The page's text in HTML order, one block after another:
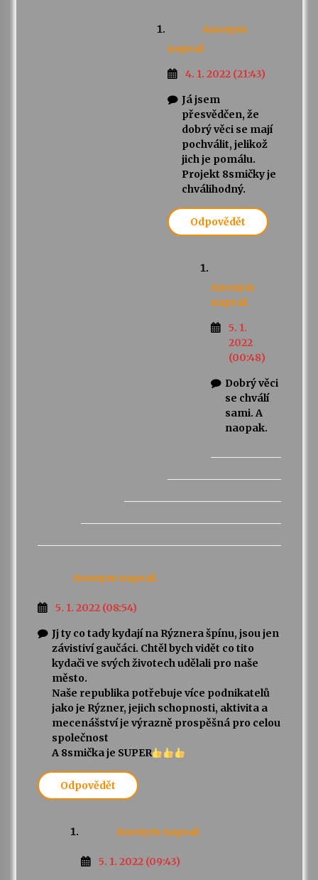
Anonym
napsal:
4. 1. 2022 (21:43)
Já jsem
přesvědčen, že
dobrý věci se mají
pochválit, jelikož
jich je pomálu.
Projekt 8smičky je
chválihodný.
Odpovědět
Anonym
napsal:
5. 1.
2022
(00:48)
Dobrý věci
se chválí
sami. A
naopak.
Anonym napsal:
5. 1. 2022 (08:54)
Jj ty co tady kydají na Rýznera špínu, jsou jen
závistiví gaučáci. Chtěl bych vidět co tito
kydači ve svých životech udělali pro naše
město.
Naše republika potřebuje více podnikatelů
jako je Rýzner, jejich schopnosti, aktivita a
mecenášství je výrazně prospěšná pro celou
společnost
A 8smička je SUPER
Odpovědět
Anonym napsal:
5. 1. 2022 (09:43)